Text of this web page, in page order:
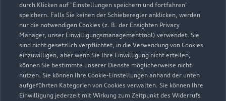
durch Klicken auf "Einstellungen speichern und fortfahren"
speichern. Falls Sie keinen der Schieberegler anklicken, werden
nur die notwendigen Cookies (z. B. der Ensighten Privacy
Manager, unser Einwilligungsmanagementtool) verwendet. Sie
sind nicht gesetzlich verpflichtet, in die Verwendung von Cookies
einzuwilligen, aber wenn Sie Ihre Einwilligung nicht erteilen,
können Sie bestimmte unserer Dienste möglicherweise nicht
nutzen. Sie können Ihre Cookie-Einstellungen anhand der unten
aufgeführten Kategorien von Cookies verwalten. Sie können Ihre
Einwilligung jederzeit mit Wirkung zum Zeitpunkt des Widerrufs
Kontaktdaten herunterladen
Öffnungszeiten
Service